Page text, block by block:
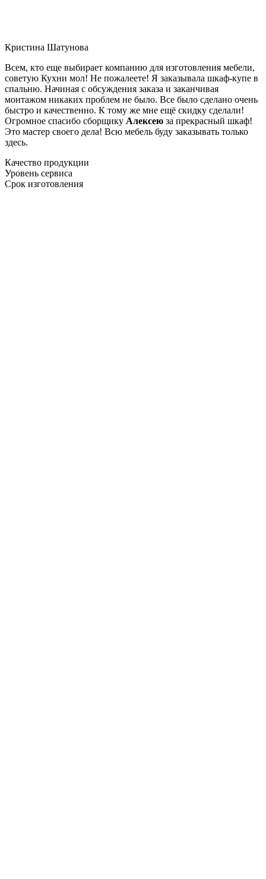
Кристина Шатунова
Всем, кто еще выбирает компанию для изготовления мебели,
советую Кухни мол! Не пожалеете! Я заказывала шкаф-купе в
спальню. Начиная с обсуждения заказа и заканчивая
монтажом никаких проблем не было. Все было сделано очень
быстро и качественно. К тому же мне ещё скидку сделали!
Огромное спасибо сборщику Алексею за прекрасный шкаф!
Это мастер своего дела! Всю мебель буду заказывать только
здесь.
Качество продукции
Уровень сервиса
Срок изготовления